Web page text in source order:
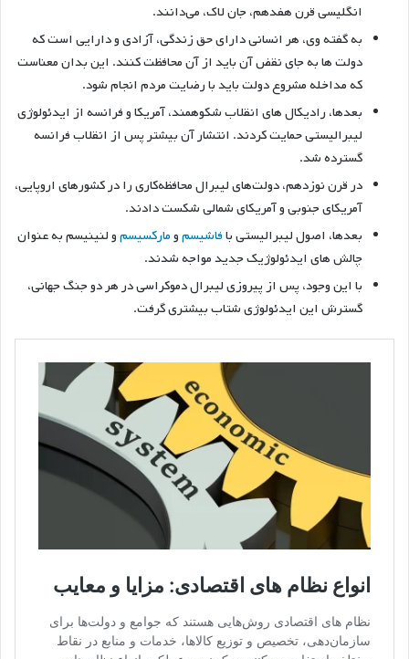
انگلیسی قرن هفدهم، جان لاک، می‌دانند.
به گفته وی، هر انسانی دارای حق زندگی، آزادی و دارایی است که
دولت ها به جای نقض آن باید از آن محافظت کنند. این بدان معناست
که مداخله مشروع دولت باید با رضایت مردم انجام شود.
بعدها، رادیکال های انقلاب شکوهمند، آمریکا و فرانسه از ایدئولوژی
لیبرالیستی حمایت کردند. انتشار آن بیشتر پس از انقلاب فرانسه
گسترده شد.
در قرن نوزدهم، دولت‌های لیبرال محافظه‌کاری را در کشورهای اروپایی،
آمریکای جنوبی و آمریکای شمالی شکست دادند.
بعدها، اصول لیبرالیستی بافاشیسمو ​​مارکسیسمو ​​لنینیسم به عنوان
چالش های ایدئولوژیک جدید مواجه شدند.
با این وجود، پس از پیروزی لیبرال دموکراسی در هر دو جنگ جهانی،
گسترش این ایدئولوژی شتاب بیشتری گرفت.